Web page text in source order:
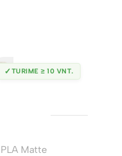
✓ TURIME ≥ 10 VNT.
PLA Matte